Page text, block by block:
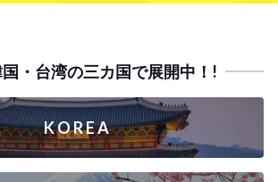
・台湾の三カ国で展開中！!
KOREA